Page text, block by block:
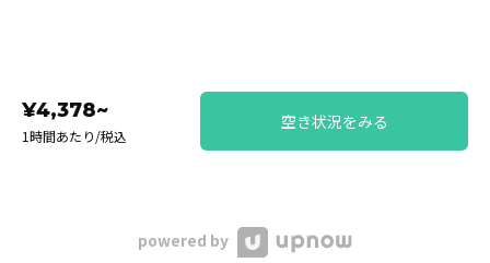
¥4,378~
1時間あたり/税込
空き状況をみる
powered by